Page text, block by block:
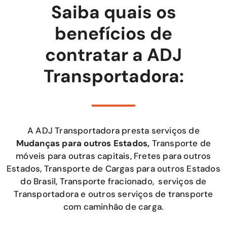
Saiba quais os
benefícios de
contratar a ADJ
Transportadora:
A ADJ Transportadora presta serviços de
Mudanças para outros Estados, Transporte de
móveis para outras capitais, Fretes para outros
Estados, Transporte de Cargas para outros Estados
do Brasil, Transporte fracionado, serviços de
Transportadora e outros serviços de transporte
com caminhão de carga.